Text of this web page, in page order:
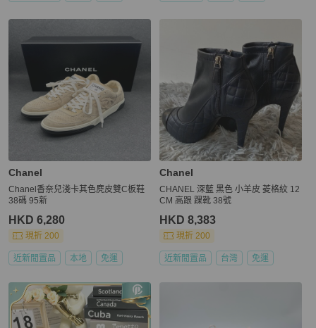
Chanel
Chanel香奈兒淺卡其色麂皮雙C板鞋
38碼 95新
HKD 6,280
現折 200
近新閒置品 本地 免運
Chanel
CHANEL 深藍 黑色 小羊皮 菱格紋 12
CM 高跟 踝靴 38號
HKD 8,383
現折 200
近新閒置品 台灣 免運